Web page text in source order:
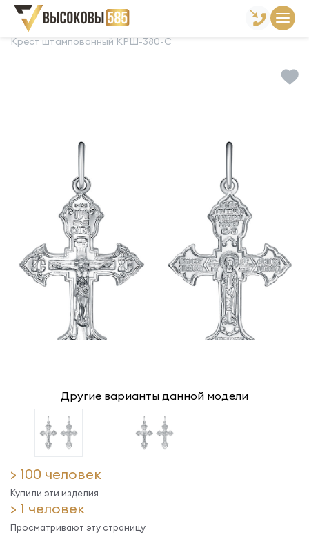
Главная Склад готовой продукции
Крест штампованный КРШ-380-С
Другие варианты данной модели
> 100 человек
Купили эти изделия
> 1 человек
Просматривают эту страницу